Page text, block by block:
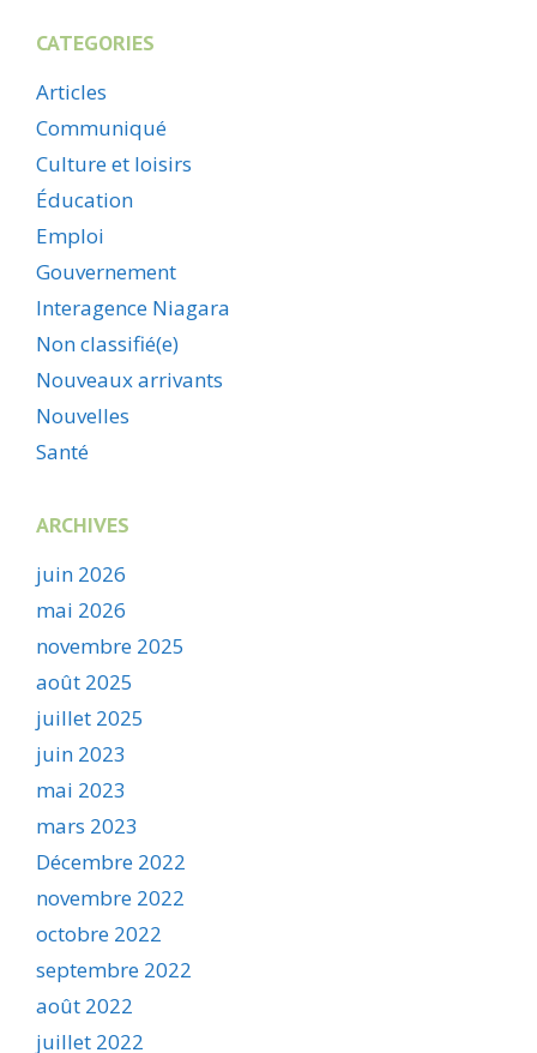
CATEGORIES
Articles
Communiqué
Culture et loisirs
Éducation
Emploi
Gouvernement
Interagence Niagara
Non classifié(e)
Nouveaux arrivants
Nouvelles
Santé
ARCHIVES
juin 2026
mai 2026
novembre 2025
août 2025
juillet 2025
juin 2023
mai 2023
mars 2023
Décembre 2022
novembre 2022
octobre 2022
septembre 2022
août 2022
juillet 2022